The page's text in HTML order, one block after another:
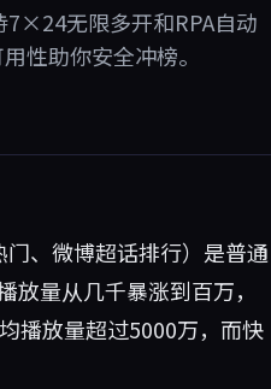
7×24无限多开和RPA自动
性助你安全冲榜。
、微博超话排行）是普通
量从几千暴涨到百万，
播放量超过5000万，而快